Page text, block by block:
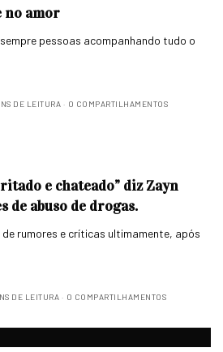
no amor
pessoas acompanhando tudo o
DE LEITURA 0 COMPARTILHAMENTOS
e chateado” diz Zayn
de abuso de drogas.
rumores e críticas ultimamente, após
DE LEITURA 0 COMPARTILHAMENTOS